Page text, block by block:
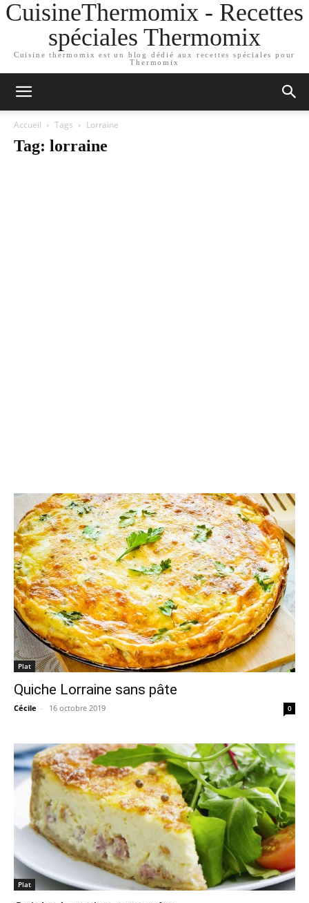
CuisineThermomix - Recettes
spéciales Thermomix
Cuisine thermomix est un blog dédié aux recettes spéciales pour
Thermomix
Accueil Tags Lorraine
Tag: lorraine
Plat
Quiche Lorraine sans pâte
Cécile - 16 octobre 2019 0
Plat